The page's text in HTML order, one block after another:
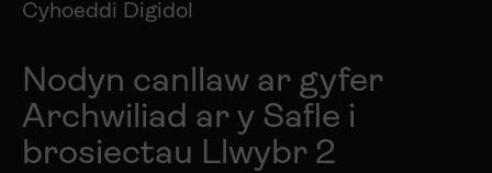
Cyhoeddi Digidol
Nodyn canllaw ar gyfer
Archwiliad ar y Safle i
brosiectau Llwybr 2